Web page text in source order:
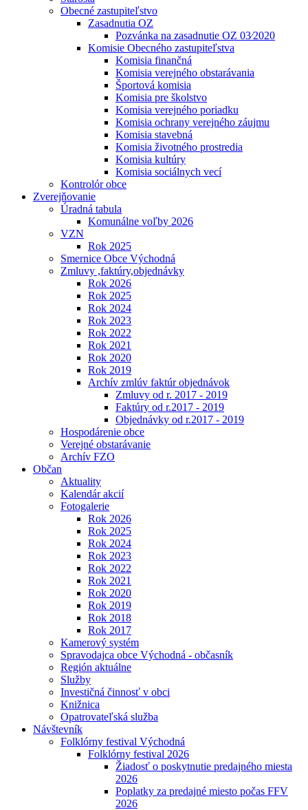
Obecné zastupiteľstvo
Zasadnutia OZ
Pozvánka na zasadnutie OZ 03⁄2020
Komisie Obecného zastupiteľstva
Komisia finančná
Komisia verejného obstarávania
Športová komisia
Komisia pre školstvo
Komisia verejného poriadku
Komisia ochrany verejného záujmu
Komisia stavebná
Komisia životného prostredia
Komisia kultúry
Komisia sociálnych vecí
Kontrolór obce
Zverejňovanie
Úradná tabula
Komunálne voľby 2026
VZN
Rok 2025
Smernice Obce Východná
Zmluvy ,faktúry,objednávky
Rok 2026
Rok 2025
Rok 2024
Rok 2023
Rok 2022
Rok 2021
Rok 2020
Rok 2019
Archív zmlúv faktúr objednávok
Zmluvy od r. 2017 - 2019
Faktúry od r.2017 - 2019
Objednávky od r.2017 - 2019
Hospodárenie obce
Verejné obstarávanie
Archív FZO
Občan
Aktuality
Kalendár akcií
Fotogalerie
Rok 2026
Rok 2025
Rok 2024
Rok 2023
Rok 2022
Rok 2021
Rok 2020
Rok 2019
Rok 2018
Rok 2017
Kamerový systém
Spravodajca obce Východná - občasník
Región aktuálne
Služby
Investičná činnosť v obci
Knižnica
Opatrovateľská služba
Návštevník
Folklórny festival Východná
Folklórny festival 2026
Žiadosť o poskytnutie predajného miesta
2026
Poplatky za predajné miesto počas FFV
2026